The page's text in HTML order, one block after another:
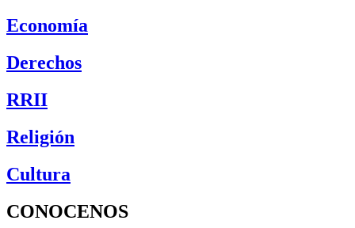
Economía
Derechos
RRII
Religión
Cultura
CONOCENOS